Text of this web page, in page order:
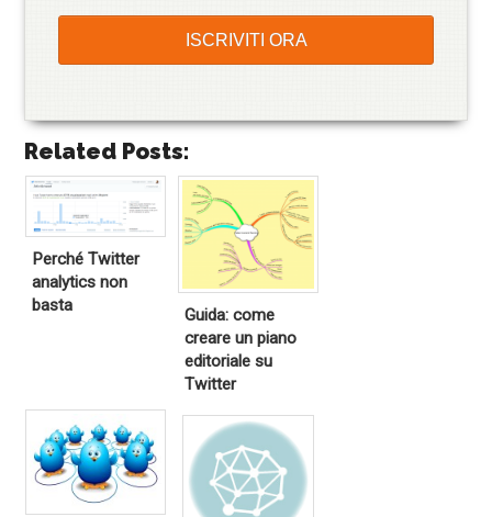
Related Posts:
Perché Twitter
analytics non
basta
Guida: come
creare un piano
editoriale su
Twitter